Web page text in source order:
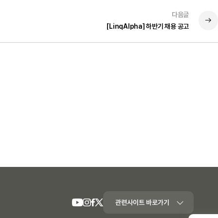
다음글
[LinqAlpha] 하반기 채용 공고
youtube
Instagram
Facebook
Twiter 관련사이트 바로가기